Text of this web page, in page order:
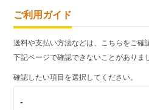
ご利用ガイド
送料や支払い方法などは、こちらをご確
下記ページで確認できないことがありま
確認したい項目を選択してください。